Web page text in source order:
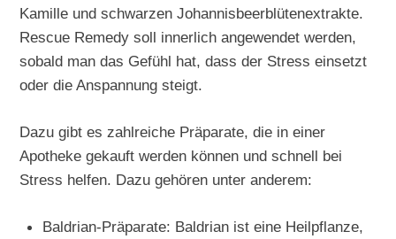
Kamille und schwarzen Johannisbeerblütenextrakte.
Rescue Remedy soll innerlich angewendet werden,
sobald man das Gefühl hat, dass der Stress einsetzt
oder die Anspannung steigt.
Dazu gibt es zahlreiche Präparate, die in einer
Apotheke gekauft werden können und schnell bei
Stress helfen. Dazu gehören unter anderem:
Baldrian-Präparate: Baldrian ist eine Heilpflanze,